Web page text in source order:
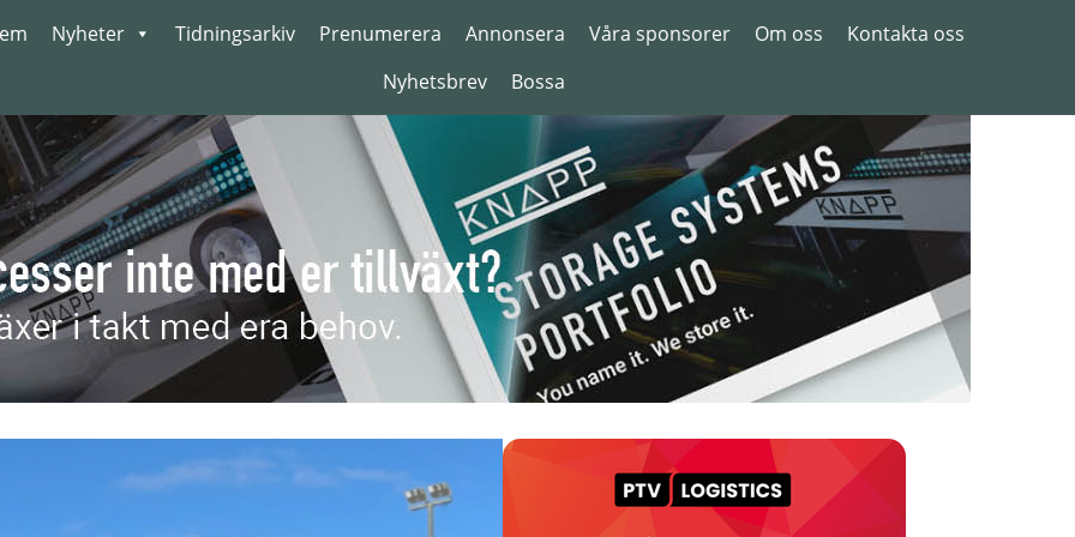
Nyheter Tidningsarkiv Prenumerera Annonsera Våra sponsorer Om oss
Kontakta oss
Nyhetsbrev
Bossa